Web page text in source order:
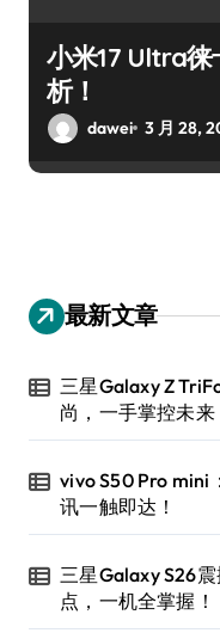
小米17 Ultra
析！
dawei 3 月 28,
最新文章
三星Galaxy Z
尚，一手掌控未来
vivo S50 Pro mini
讯一触即达！
三星Galaxy S26
点，一机全掌握！